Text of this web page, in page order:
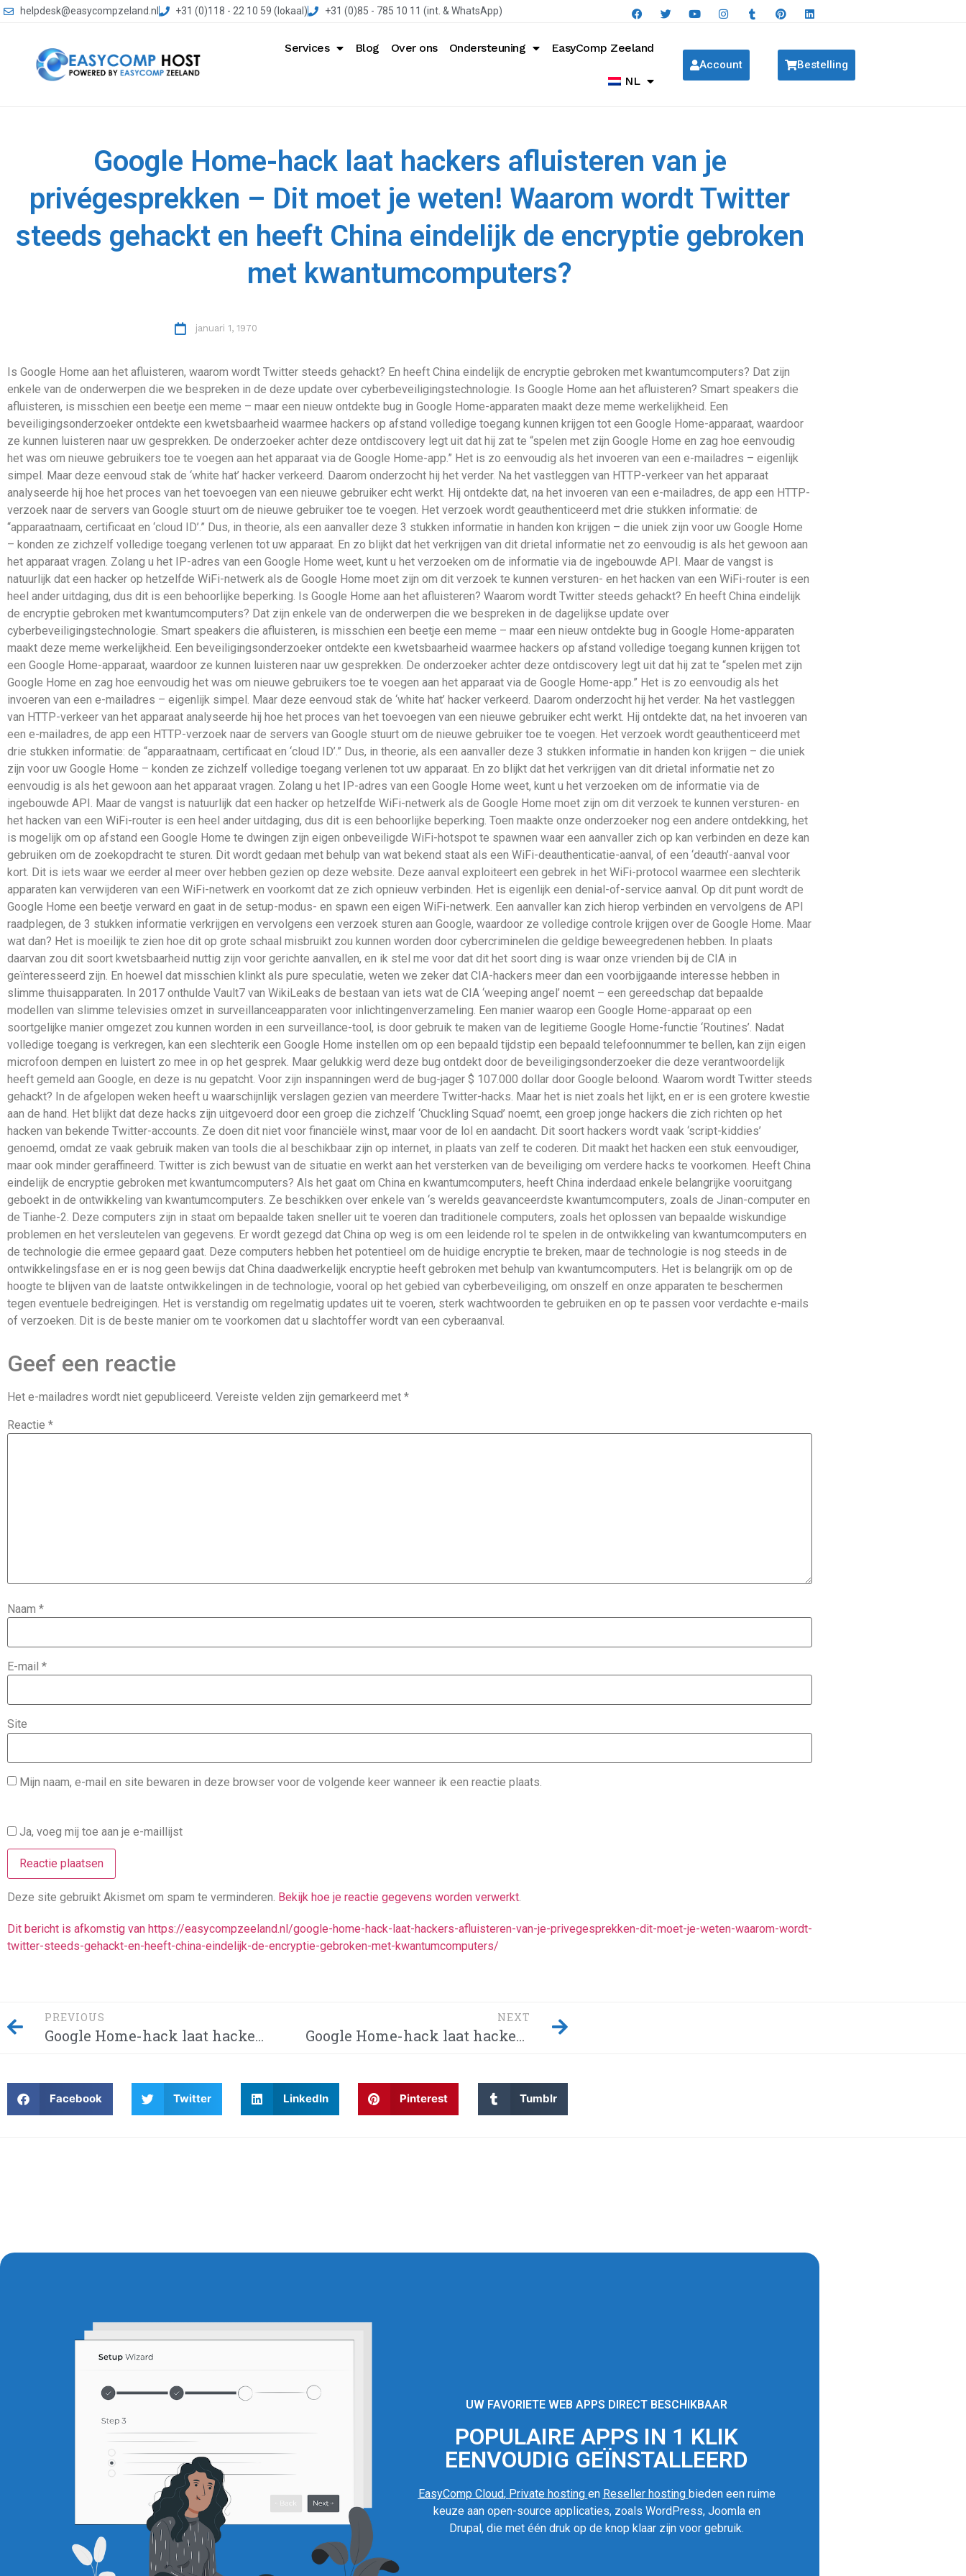
helpdesk@easycompzeland.nl +31 (0)118 - 22 10 59 (lokaal) +31 (0)85 - 785 10 11 (int. & WhatsApp)
Services Blog Over ons Ondersteuning EasyComp Zeeland
NL
Account Bestelling
Google Home-hack laat hackers afluisteren van je
privégesprekken – Dit moet je weten! Waarom wordt Twitter
steeds gehackt en heeft China eindelijk de encryptie gebroken
met kwantumcomputers?
januari 1, 1970
Is Google Home aan het afluisteren, waarom wordt Twitter steeds gehackt? En heeft China eindelijk de encryptie gebroken met kwantumcomputers? Dat zijn
enkele van de onderwerpen die we bespreken in de deze update over cyberbeveiligingstechnologie. Is Google Home aan het afluisteren? Smart speakers die
afluisteren, is misschien een beetje een meme – maar een nieuw ontdekte bug in Google Home-apparaten maakt deze meme werkelijkheid. Een
beveiligingsonderzoeker ontdekte een kwetsbaarheid waarmee hackers op afstand volledige toegang kunnen krijgen tot een Google Home-apparaat, waardoor
ze kunnen luisteren naar uw gesprekken. De onderzoeker achter deze ontdiscovery legt uit dat hij zat te “spelen met zijn Google Home en zag hoe eenvoudig
het was om nieuwe gebruikers toe te voegen aan het apparaat via de Google Home-app.” Het is zo eenvoudig als het invoeren van een e-mailadres – eigenlijk
simpel. Maar deze eenvoud stak de ‘white hat’ hacker verkeerd. Daarom onderzocht hij het verder. Na het vastleggen van HTTP-verkeer van het apparaat
analyseerde hij hoe het proces van het toevoegen van een nieuwe gebruiker echt werkt. Hij ontdekte dat, na het invoeren van een e-mailadres, de app een HTTP-
verzoek naar de servers van Google stuurt om de nieuwe gebruiker toe te voegen. Het verzoek wordt geauthenticeerd met drie stukken informatie: de
“apparaatnaam, certificaat en ‘cloud ID’.” Dus, in theorie, als een aanvaller deze 3 stukken informatie in handen kon krijgen – die uniek zijn voor uw Google Home
– konden ze zichzelf volledige toegang verlenen tot uw apparaat. En zo blijkt dat het verkrijgen van dit drietal informatie net zo eenvoudig is als het gewoon aan
het apparaat vragen. Zolang u het IP-adres van een Google Home weet, kunt u het verzoeken om de informatie via de ingebouwde API. Maar de vangst is
natuurlijk dat een hacker op hetzelfde WiFi-netwerk als de Google Home moet zijn om dit verzoek te kunnen versturen- en het hacken van een WiFi-router is een
heel ander uitdaging, dus dit is een behoorlijke beperking. Is Google Home aan het afluisteren? Waarom wordt Twitter steeds gehackt? En heeft China eindelijk
de encryptie gebroken met kwantumcomputers? Dat zijn enkele van de onderwerpen die we bespreken in de dagelijkse update over
cyberbeveiligingstechnologie. Smart speakers die afluisteren, is misschien een beetje een meme – maar een nieuw ontdekte bug in Google Home-apparaten
maakt deze meme werkelijkheid. Een beveiligingsonderzoeker ontdekte een kwetsbaarheid waarmee hackers op afstand volledige toegang kunnen krijgen tot
een Google Home-apparaat, waardoor ze kunnen luisteren naar uw gesprekken. De onderzoeker achter deze ontdiscovery legt uit dat hij zat te “spelen met zijn
Google Home en zag hoe eenvoudig het was om nieuwe gebruikers toe te voegen aan het apparaat via de Google Home-app.” Het is zo eenvoudig als het
invoeren van een e-mailadres – eigenlijk simpel. Maar deze eenvoud stak de ‘white hat’ hacker verkeerd. Daarom onderzocht hij het verder. Na het vastleggen
van HTTP-verkeer van het apparaat analyseerde hij hoe het proces van het toevoegen van een nieuwe gebruiker echt werkt. Hij ontdekte dat, na het invoeren van
een e-mailadres, de app een HTTP-verzoek naar de servers van Google stuurt om de nieuwe gebruiker toe te voegen. Het verzoek wordt geauthenticeerd met
drie stukken informatie: de “apparaatnaam, certificaat en ‘cloud ID’.” Dus, in theorie, als een aanvaller deze 3 stukken informatie in handen kon krijgen – die uniek
zijn voor uw Google Home – konden ze zichzelf volledige toegang verlenen tot uw apparaat. En zo blijkt dat het verkrijgen van dit drietal informatie net zo
eenvoudig is als het gewoon aan het apparaat vragen. Zolang u het IP-adres van een Google Home weet, kunt u het verzoeken om de informatie via de
ingebouwde API. Maar de vangst is natuurlijk dat een hacker op hetzelfde WiFi-netwerk als de Google Home moet zijn om dit verzoek te kunnen versturen- en
het hacken van een WiFi-router is een heel ander uitdaging, dus dit is een behoorlijke beperking. Toen maakte onze onderzoeker nog een andere ontdekking, het
is mogelijk om op afstand een Google Home te dwingen zijn eigen onbeveiligde WiFi-hotspot te spawnen waar een aanvaller zich op kan verbinden en deze kan
gebruiken om de zoekopdracht te sturen. Dit wordt gedaan met behulp van wat bekend staat als een WiFi-deauthenticatie-aanval, of een ‘deauth’-aanval voor
kort. Dit is iets waar we eerder al meer over hebben gezien op deze website. Deze aanval exploiteert een gebrek in het WiFi-protocol waarmee een slechterik
apparaten kan verwijderen van een WiFi-netwerk en voorkomt dat ze zich opnieuw verbinden. Het is eigenlijk een denial-of-service aanval. Op dit punt wordt de
Google Home een beetje verward en gaat in de setup-modus- en spawn een eigen WiFi-netwerk. Een aanvaller kan zich hierop verbinden en vervolgens de API
raadplegen, de 3 stukken informatie verkrijgen en vervolgens een verzoek sturen aan Google, waardoor ze volledige controle krijgen over de Google Home. Maar
wat dan? Het is moeilijk te zien hoe dit op grote schaal misbruikt zou kunnen worden door cybercriminelen die geldige beweegredenen hebben. In plaats
daarvan zou dit soort kwetsbaarheid nuttig zijn voor gerichte aanvallen, en ik stel me voor dat dit het soort ding is waar onze vrienden bij de CIA in
geïnteresseerd zijn. En hoewel dat misschien klinkt als pure speculatie, weten we zeker dat CIA-hackers meer dan een voorbijgaande interesse hebben in
slimme thuisapparaten. In 2017 onthulde Vault7 van WikiLeaks de bestaan van iets wat de CIA ‘weeping angel’ noemt – een gereedschap dat bepaalde
modellen van slimme televisies omzet in surveillanceapparaten voor inlichtingenverzameling. Een manier waarop een Google Home-apparaat op een
soortgelijke manier omgezet zou kunnen worden in een surveillance-tool, is door gebruik te maken van de legitieme Google Home-functie ‘Routines’. Nadat
volledige toegang is verkregen, kan een slechterik een Google Home instellen om op een bepaald tijdstip een bepaald telefoonnummer te bellen, kan zijn eigen
microfoon dempen en luistert zo mee in op het gesprek. Maar gelukkig werd deze bug ontdekt door de beveiligingsonderzoeker die deze verantwoordelijk
heeft gemeld aan Google, en deze is nu gepatcht. Voor zijn inspanningen werd de bug-jager $ 107.000 dollar door Google beloond. Waarom wordt Twitter steeds
gehackt? In de afgelopen weken heeft u waarschijnlijk verslagen gezien van meerdere Twitter-hacks. Maar het is niet zoals het lijkt, en er is een grotere kwestie
aan de hand. Het blijkt dat deze hacks zijn uitgevoerd door een groep die zichzelf ‘Chuckling Squad’ noemt, een groep jonge hackers die zich richten op het
hacken van bekende Twitter-accounts. Ze doen dit niet voor financiële winst, maar voor de lol en aandacht. Dit soort hackers wordt vaak ‘script-kiddies’
genoemd, omdat ze vaak gebruik maken van tools die al beschikbaar zijn op internet, in plaats van zelf te coderen. Dit maakt het hacken een stuk eenvoudiger,
maar ook minder geraffineerd. Twitter is zich bewust van de situatie en werkt aan het versterken van de beveiliging om verdere hacks te voorkomen. Heeft China
eindelijk de encryptie gebroken met kwantumcomputers? Als het gaat om China en kwantumcomputers, heeft China inderdaad enkele belangrijke vooruitgang
geboekt in de ontwikkeling van kwantumcomputers. Ze beschikken over enkele van ‘s werelds geavanceerdste kwantumcomputers, zoals de Jinan-computer en
de Tianhe-2. Deze computers zijn in staat om bepaalde taken sneller uit te voeren dan traditionele computers, zoals het oplossen van bepaalde wiskundige
problemen en het versleutelen van gegevens. Er wordt gezegd dat China op weg is om een ​​leidende rol te spelen in de ontwikkeling van kwantumcomputers en
de technologie die ermee gepaard gaat. Deze computers hebben het potentieel om de huidige encryptie te breken, maar de technologie is nog steeds in de
ontwikkelingsfase en er is nog geen bewijs dat China daadwerkelijk encryptie heeft gebroken met behulp van kwantumcomputers. Het is belangrijk om op de
hoogte te blijven van de laatste ontwikkelingen in de technologie, vooral op het gebied van cyberbeveiliging, om onszelf en onze apparaten te beschermen
tegen eventuele bedreigingen. Het is verstandig om regelmatig updates uit te voeren, sterk wachtwoorden te gebruiken en op te passen voor verdachte e-mails
of verzoeken. Dit is de beste manier om te voorkomen dat u slachtoffer wordt van een cyberaanval.
Geef een reactie
Het e-mailadres wordt niet gepubliceerd. Vereiste velden zijn gemarkeerd met *
Reactie *
Naam *
E-mail *
Site
Mijn naam, e-mail en site bewaren in deze browser voor de volgende keer wanneer ik een reactie plaats.
Ja, voeg mij toe aan je e-maillijst
Deze site gebruikt Akismet om spam te verminderen. Bekijk hoe je reactie gegevens worden verwerkt.
Dit bericht is afkomstig van https://easycompzeeland.nl/google-home-hack-laat-hackers-afluisteren-van-je-privegesprekken-dit-moet-je-weten-waarom-wordt-
twitter-steeds-gehackt-en-heeft-china-eindelijk-de-encryptie-gebroken-met-kwantumcomputers/
PREVIOUS
Google Home-hack laat hackers afluisteren van je privégesprekken – Dit moet je weten! Waarom wordt Twitter steeds gehackt en heeft China eindelijk de encryptie gebroken met kwantumcomputers?
NEXT
Google Home-hack laat hackers afluisteren van je privégesprekken – Dit moet je weten! Waarom wordt Twitter steeds gehackt en heeft China eindelijk de encryptie gebroken met kwantumcomputers?
Facebook Twitter LinkedIn Pinterest Tumblr
UW FAVORIETE WEB APPS DIRECT BESCHIKBAAR
POPULAIRE APPS IN 1 KLIK
EENVOUDIG GEÏNSTALLEERD
EasyComp Cloud, Private hosting en Reseller hosting bieden een ruime
keuze aan open-source applicaties, zoals WordPress, Joomla en
Drupal, die met één druk op de knop klaar zijn voor gebruik.